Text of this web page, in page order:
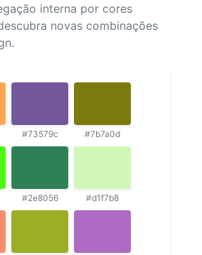
interna por cores
novas combinações
#73579c #7b7a0d
#2e8056 #d1f7b8